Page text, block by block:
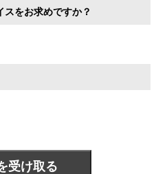
をお求めですか？